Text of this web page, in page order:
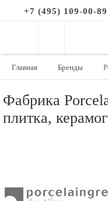
+7 (495) 109-00-89
Главная Бренды
Фабрика
плитка,